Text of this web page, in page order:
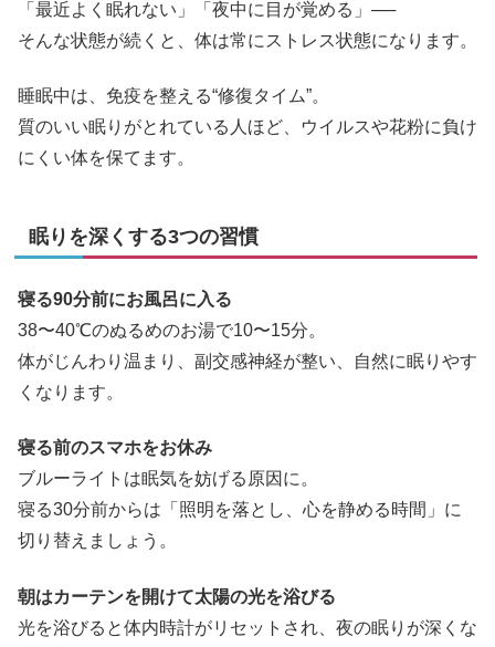
「最近よく眠れない」「夜中に目が覚める」──
そんな状態が続くと、体は常にストレス状態になります。
睡眠中は、免疫を整える“修復タイム”。
質のいい眠りがとれている人ほど、ウイルスや花粉に負け
にくい体を保てます。
眠りを深くする3つの習慣
寝る90分前にお風呂に入る
38〜40℃のぬるめのお湯で10〜15分。
体がじんわり温まり、副交感神経が整い、自然に眠りやす
くなります。
寝る前のスマホをお休み
ブルーライトは眠気を妨げる原因に。
寝る30分前からは「照明を落とし、心を静める時間」に
切り替えましょう。
朝はカーテンを開けて太陽の光を浴びる
光を浴びると体内時計がリセットされ、夜の眠りが深くな